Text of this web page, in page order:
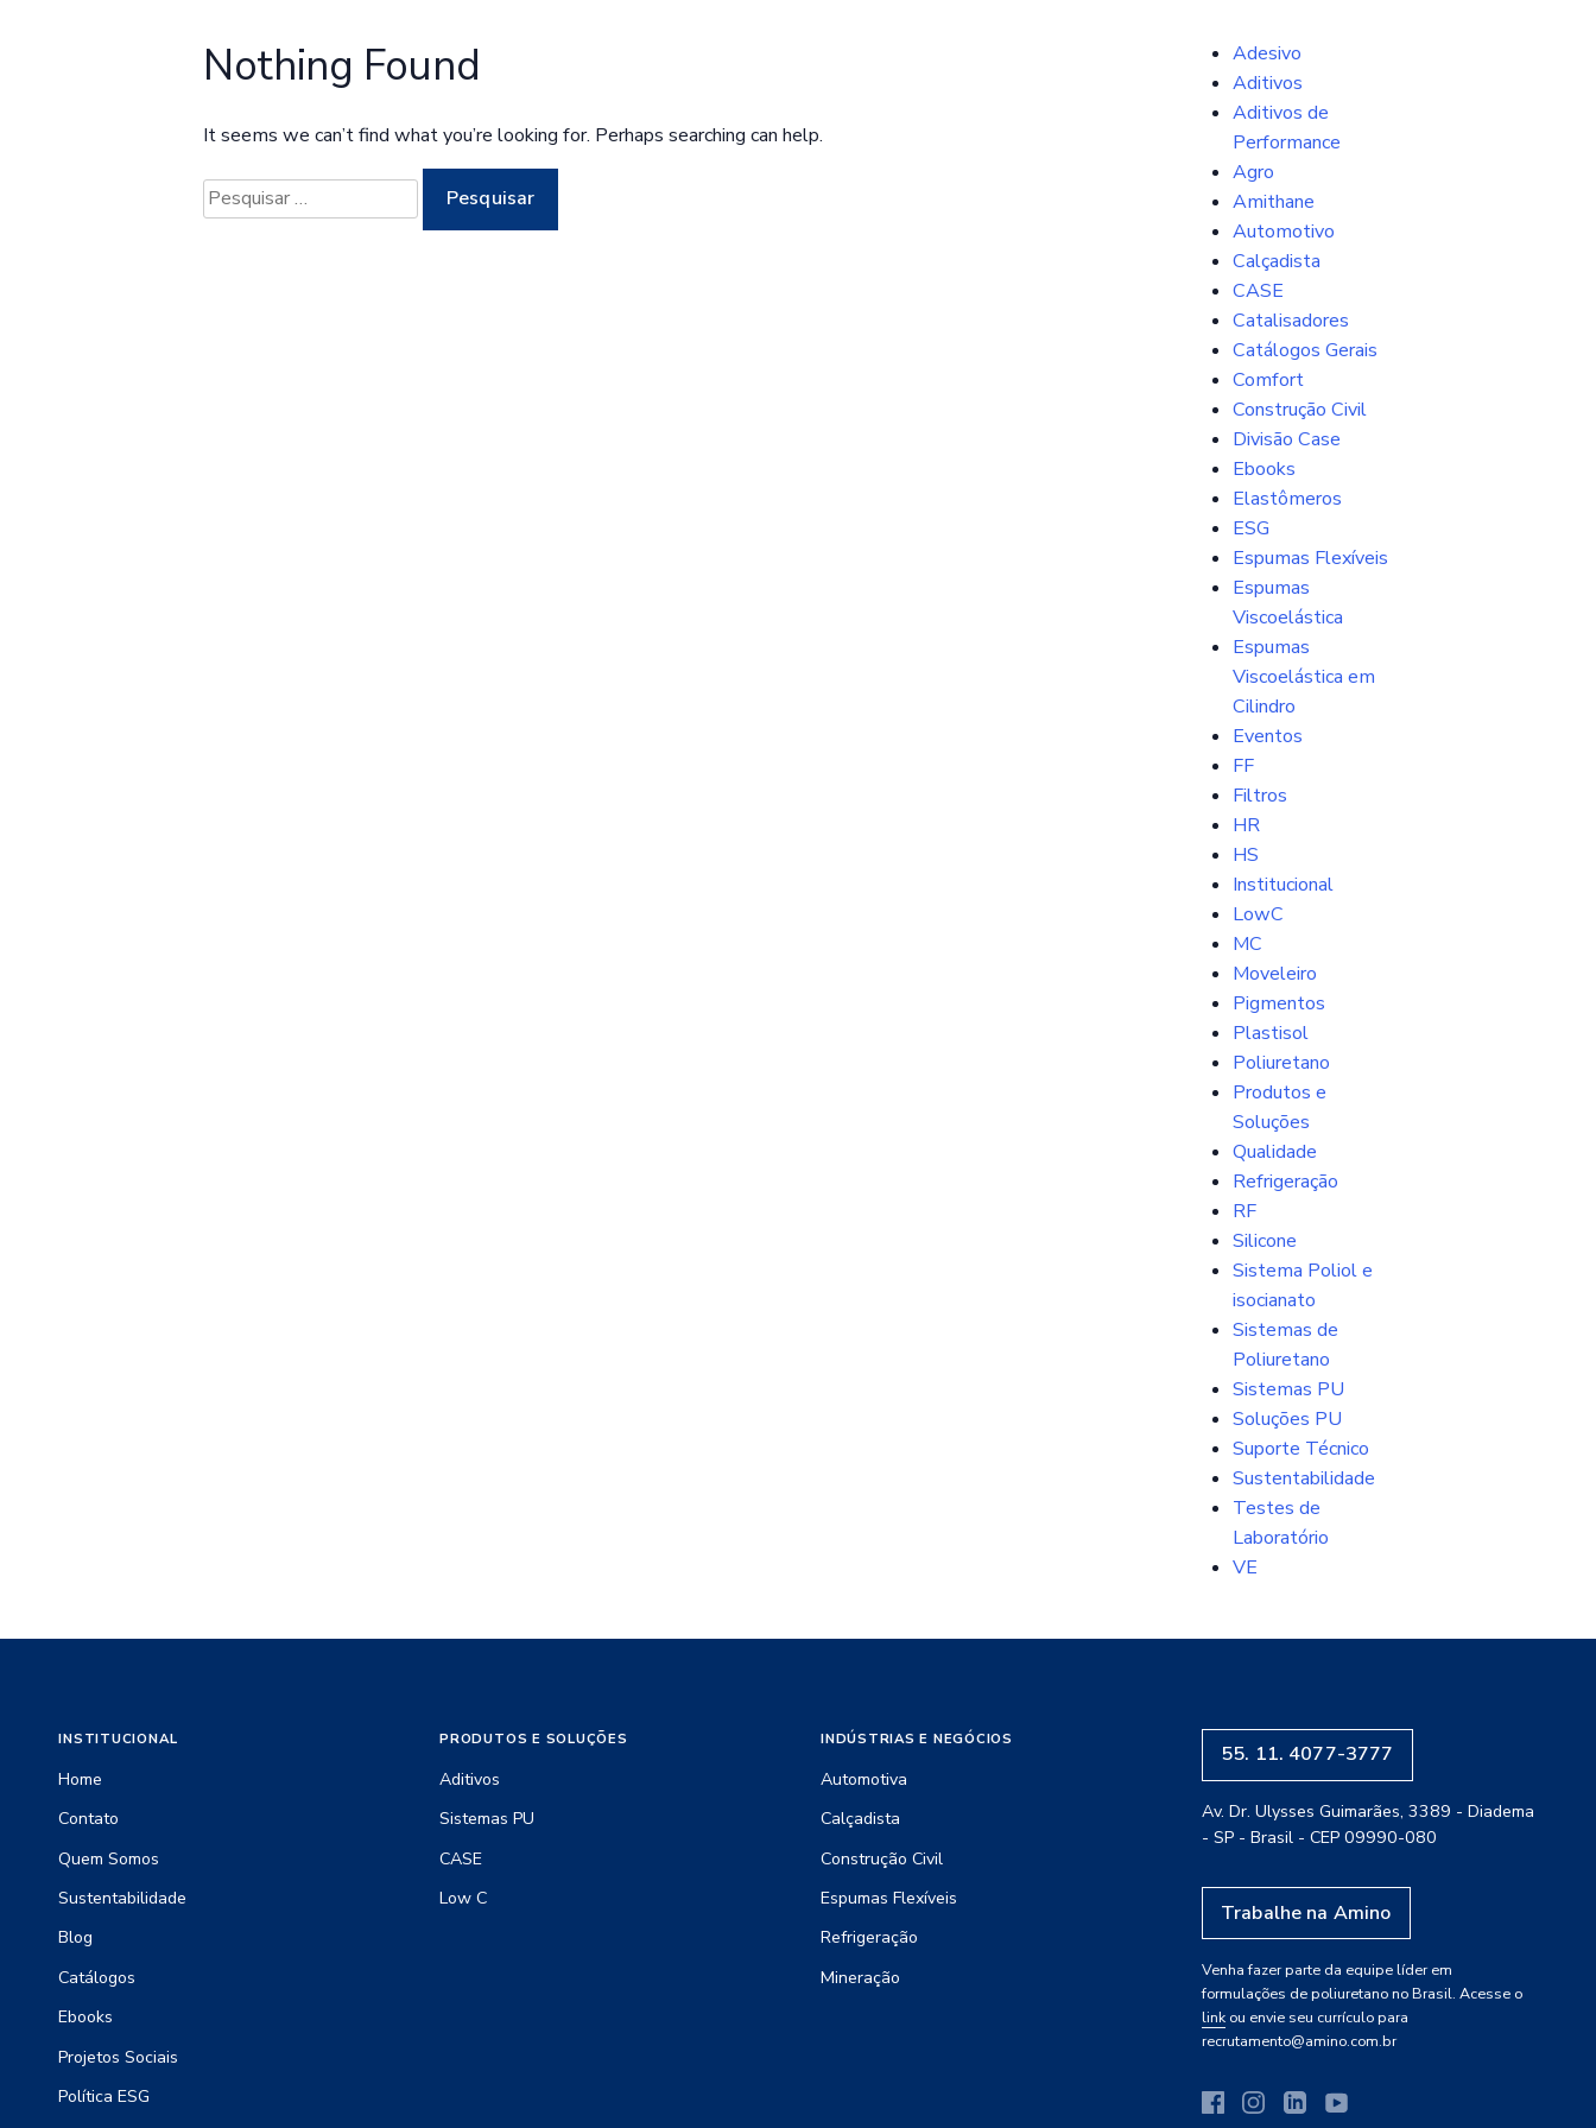
Nothing Found
It seems we can’t find what you’re looking for. Perhaps searching can help.
Pesquisar
por:
Adesivo
Aditivos
Aditivos de
Performance
Agro
Amithane
Automotivo
Calçadista
CASE
Catalisadores
Catálogos Gerais
Comfort
Construção Civil
Divisão Case
Ebooks
Elastômeros
ESG
Espumas Flexíveis
Espumas
Viscoelástica
Espumas
Viscoelástica em
Cilindro
Eventos
FF
Filtros
HR
HS
Institucional
LowC
MC
Moveleiro
Pigmentos
Plastisol
Poliuretano
Produtos e
Soluções
Qualidade
Refrigeração
RF
Silicone
Sistema Poliol e
isocianato
Sistemas de
Poliuretano
Sistemas PU
Soluções PU
Suporte Técnico
Sustentabilidade
Testes de
Laboratório
VE
INSTITUCIONAL
Home
Contato
Quem Somos
Sustentabilidade
Blog
Catálogos
Ebooks
Projetos Sociais
Política ESG
PRODUTOS E SOLUÇÕES
Aditivos
Sistemas PU
CASE
Low C
INDÚSTRIAS E NEGÓCIOS
Automotiva
Calçadista
Construção Civil
Espumas Flexíveis
Refrigeração
Mineração
55. 11. 4077-3777
Av. Dr. Ulysses Guimarães, 3389 - Diadema
- SP - Brasil - CEP 09990-080
Trabalhe na Amino
Venha fazer parte da equipe líder em
formulações de poliuretano no Brasil. Acesse o
linkou envie seu currículo para
recrutamento@amino.com.br